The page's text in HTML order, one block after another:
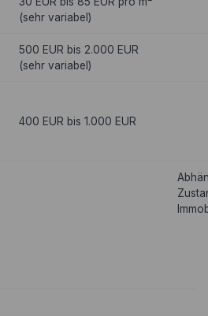
(sehr variabel)
500 EUR bis 2.000 EUR
(sehr variabel)
400 EUR bis 1.000 EUR